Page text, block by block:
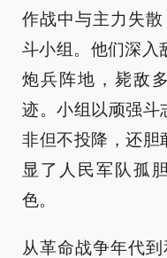
作战中与主力失
斗小组。他们深入
炮兵阵地，毙敌
迹。小组以顽强斗
非但不投降，还胆
显了人民军队孤
色。
从革命战争年代